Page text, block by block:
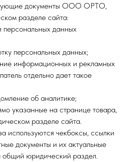
документы ООО ОРТО,
разделе сайта:
данных
персональных данных;
информационных и рекламных
отдельно дает такое
об аналитике;
указанные на странице товара,
разделе сайта.
используются чекбоксы, ссылки
документы и их актуальные
общий юридический раздел.